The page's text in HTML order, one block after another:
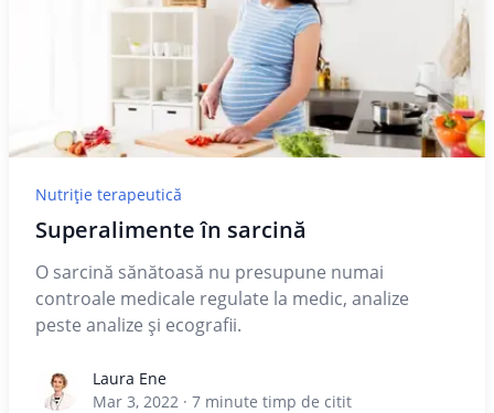
Nutriție terapeutică
Superalimente în sarcină
O sarcină sănătoasă nu presupune numai
controale medicale regulate la medic, analize
peste analize şi ecografii.
Laura EneLaura Ene
Mar 3, 2022 · 7 minute timp de citit